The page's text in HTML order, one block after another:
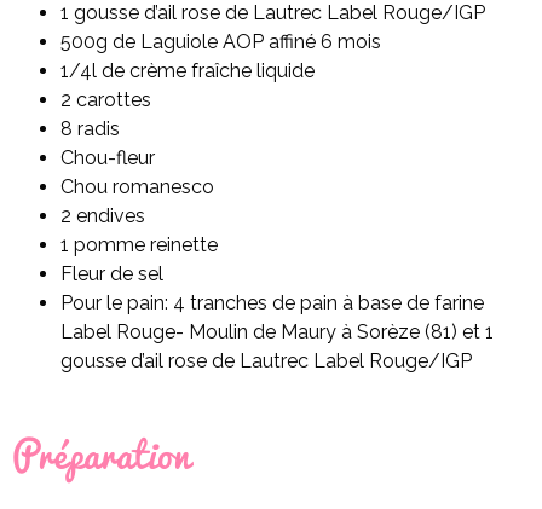
1 gousse d’ail rose de Lautrec Label Rouge/IGP
500g de Laguiole AOP affiné 6 mois
1/4l de crème fraîche liquide
2 carottes
8 radis
Chou-fleur
Chou romanesco
2 endives
1 pomme reinette
Fleur de sel
Pour le pain: 4 tranches de pain à base de farine
Label Rouge- Moulin de Maury à Sorèze (81) et 1
gousse d’ail rose de Lautrec Label Rouge/IGP
Préparation